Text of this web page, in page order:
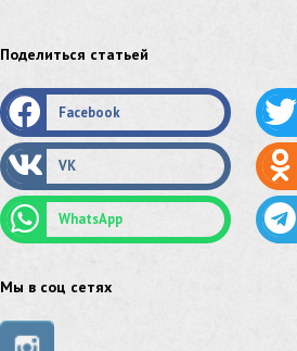
труба оцинкованная
труба стальная сетка
сетка оцинкованная сетка
сетка из нержавеющей стали
швеллер стальной
Поделиться статьей
Facebook
VK
WhatsApp
Мы в соц сетях